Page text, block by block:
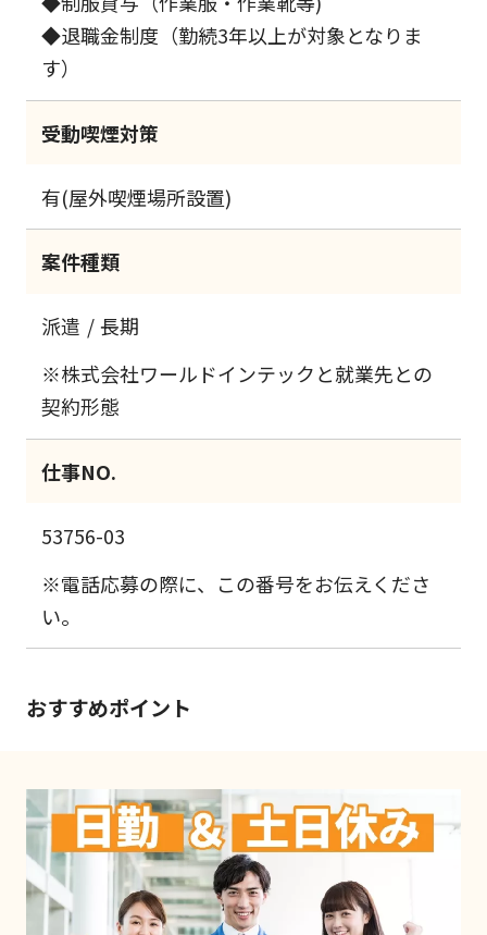
◆退職金制度（勤続3年以上が対象となりま
す）
受動喫煙対策
有(屋外喫煙場所設置)
案件種類
派遣
長期
※株式会社ワールドインテックと就業先との
契約形態
仕事NO.
53756-03
※電話応募の際に、この番号をお伝えくださ
い。
おすすめポイント